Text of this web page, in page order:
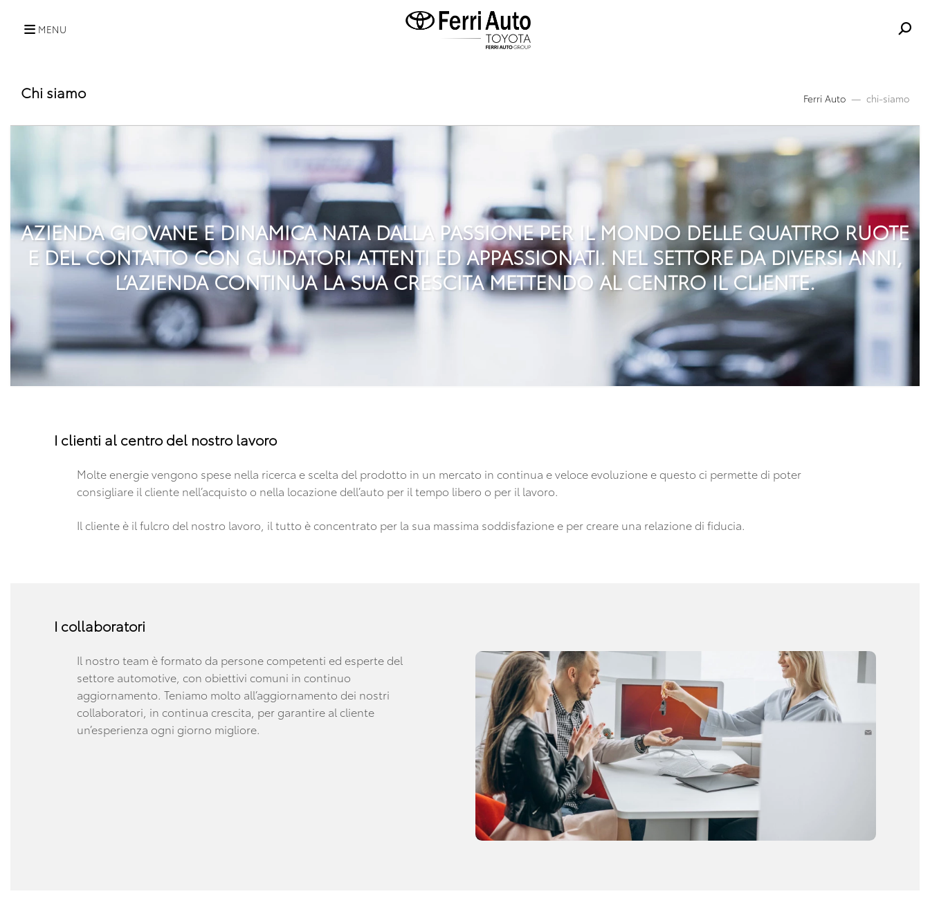
MENU
Chi siamo Ferri Auto chi-siamo
AZIENDA GIOVANE E DINAMICA NATA DALLA PASSIONE PER IL MONDO DELLE QUATTRO RUOTE
E DEL CONTATTO CON GUIDATORI ATTENTI ED APPASSIONATI. NEL SETTORE DA DIVERSI ANNI,
L’AZIENDA CONTINUA LA SUA CRESCITA METTENDO AL CENTRO IL CLIENTE.
I clienti al centro del nostro lavoro
Molte energie vengono spese nella ricerca e scelta del prodotto in un mercato in continua e veloce evoluzione e questo ci permette di poter
consigliare il cliente nell’acquisto o nella locazione dell’auto per il tempo libero o per il lavoro.
Il cliente è il fulcro del nostro lavoro, il tutto è concentrato per la sua massima soddisfazione e per creare una relazione di fiducia.
I collaboratori
Il nostro team è formato da persone competenti ed esperte del
settore automotive, con obiettivi comuni in continuo
aggiornamento. Teniamo molto all’aggiornamento dei nostri
collaboratori, in continua crescita, per garantire al cliente
un’esperienza ogni giorno migliore.